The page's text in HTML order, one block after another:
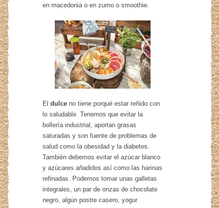
en macedonia o en zumo o smoothie.
Eldulce no tiene porqué estar reñido con
lo saludable. Tenemos que evitar la
bollería industrial, aportan grasas
saturadas y son fuente de problemas de
salud como la obesidad y la diabetes.
También debemos evitar el azúcar blanco
y azúcares añadidos así como las harinas
refinadas. Podemos tomar unas galletas
integrales, un par de onzas de chocolate
negro, algún postre casero, yogur